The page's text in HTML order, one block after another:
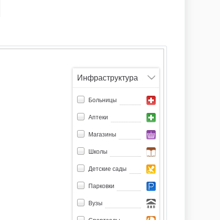
Инфраструктура
Больницы
Аптеки
Магазины
Школы
Детские сады
Парковки
Вузы